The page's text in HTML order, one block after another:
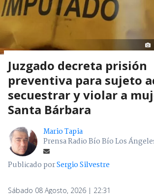
Juzgado decreta prisión
preventiva para sujeto
secuestrar y violar a
Santa Bárbara
Mario Tapia
Prensa Radio Bío Bío Los
Publicado porSergio Silvestre
Sábado 08 Agosto, 2026 | 22:31